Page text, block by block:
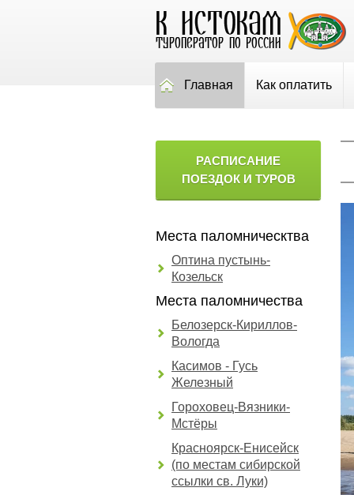
Главная Как оплатить
РАСПИСАНИЕ
ПОЕЗДОК И ТУРОВ
Места паломническтва
Оптина пустынь-
Козельск
Места паломничества
Белозерск-Кириллов-
Вологда
Касимов - Гусь
Железный
Гороховец-Вязники-
Мстёры
Красноярск-Енисейск
(по местам сибирской
ссылки св. Луки)